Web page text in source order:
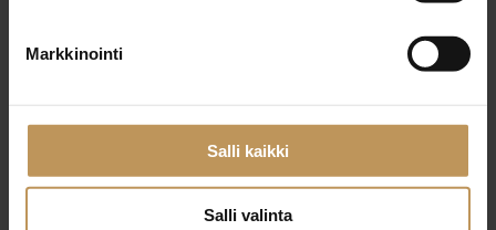
Markkinointi
Salli kaikki
Salli valinta
Lea Vähäsarja-Mäkinen
Lue artikkeli